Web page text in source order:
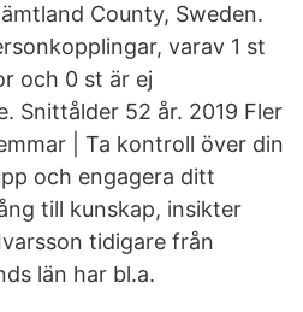
County, Sweden.
varav 1 st
och 0 st är ej
Snittålder 52 år. 2019 Fler
| Ta kontroll över din
och engagera ditt
till kunskap, insikter
tidigare från
län har bl.a.